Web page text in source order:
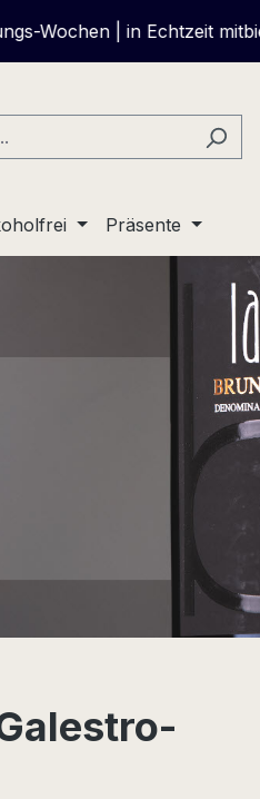
Echtzeit mitbieten und über
Präsente